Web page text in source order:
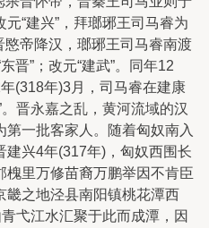
“建兴”，拜瑯琊王司马睿为
帝降汉，瑯琊王司马睿南渡
晋”；改元“建武”。同年12
(318年)3月，司马睿在建康
晋永嘉之乱，黄河流域的汉
第一批客家人。随着匈奴南入
建兴4年(317年)，匈奴西围长
里万修苗裔万鹏举因不肯臣
畿之地泾县南阳镇桃花潭西
弋江水汇聚于此而成潭，因